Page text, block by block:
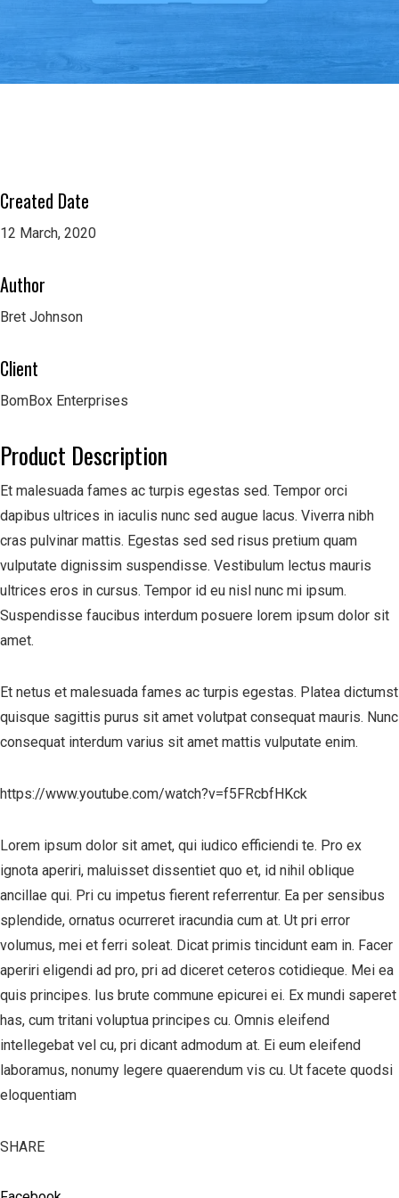
Created Date
12 March, 2020
Author
Bret Johnson
Client
BomBox Enterprises
Product Description
Et malesuada fames ac turpis egestas sed. Tempor orci
dapibus ultrices in iaculis nunc sed augue lacus. Viverra nibh
cras pulvinar mattis. Egestas sed sed risus pretium quam
vulputate dignissim suspendisse. Vestibulum lectus mauris
ultrices eros in cursus. Tempor id eu nisl nunc mi ipsum.
Suspendisse faucibus interdum posuere lorem ipsum dolor sit
amet.
Et netus et malesuada fames ac turpis egestas. Platea dictumst
quisque sagittis purus sit amet volutpat consequat mauris. Nunc
consequat interdum varius sit amet mattis vulputate enim.
https://www.youtube.com/watch?v=f5FRcbfHKck
Lorem ipsum dolor sit amet, qui iudico efficiendi te. Pro ex
ignota aperiri, maluisset dissentiet quo et, id nihil oblique
ancillae qui. Pri cu impetus fierent referrentur. Ea per sensibus
splendide, ornatus ocurreret iracundia cum at. Ut pri error
volumus, mei et ferri soleat. Dicat primis tincidunt eam in. Facer
aperiri eligendi ad pro, pri ad diceret ceteros cotidieque. Mei ea
quis principes. Ius brute commune epicurei ei. Ex mundi saperet
has, cum tritani voluptua principes cu. Omnis eleifend
intellegebat vel cu, pri dicant admodum at. Ei eum eleifend
laboramus, nonumy legere quaerendum vis cu. Ut facete quodsi
eloquentiam
SHARE